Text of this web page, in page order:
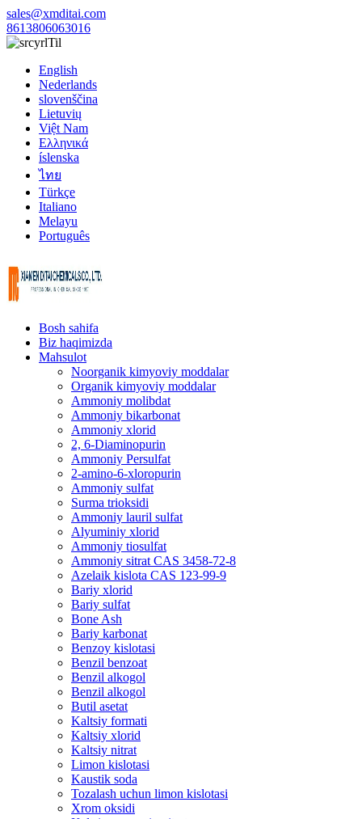
sales@xmditai.com
8613806063016
Til
English
Nederlands
slovenščina
Lietuvių
Việt Nam
Ελληνικά
íslenska
ไทย
Türkçe
Italiano
Melayu
Português
Bosh sahifa
Biz haqimizda
Mahsulot
Noorganik kimyoviy moddalar
Organik kimyoviy moddalar
Ammoniy molibdat
Ammoniy bikarbonat
Ammoniy xlorid
2, 6-Diaminopurin
Ammoniy Persulfat
2-amino-6-xloropurin
Ammoniy sulfat
Surma trioksidi
Ammoniy lauril sulfat
Alyuminiy xlorid
Ammoniy tiosulfat
Ammoniy sitrat CAS 3458-72-8
Azelaik kislota CAS 123-99-9
Bariy xlorid
Bariy sulfat
Bone Ash
Bariy karbonat
Benzoy kislotasi
Benzil benzoat
Benzil alkogol
Benzil alkogol
Butil asetat
Kaltsiy formati
Kaltsiy xlorid
Kaltsiy nitrat
Limon kislotasi
Kaustik soda
Tozalash uchun limon kislotasi
Xrom oksidi